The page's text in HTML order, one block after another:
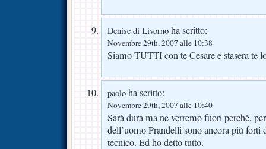
Denise di Livorno ha scritto:
Novembre 29th, 2007 alle 10:38
Siamo TUTTI con te Cesare e stasera
paolo ha scritto:
Novembre 29th, 2007 alle 10:40
Sarà dura ma ne verremo fuori perchè,
dell’uomo Prandelli sono ancora più forti
tecnico. Ed ho detto tutto.